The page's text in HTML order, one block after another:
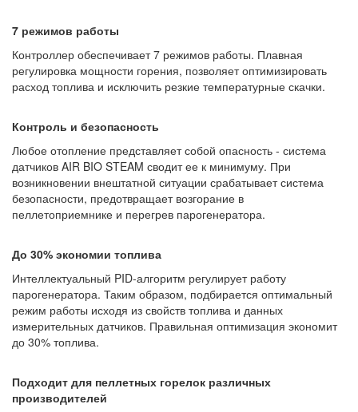
7 режимов работы
Контроллер обеспечивает 7 режимов работы. Плавная
регулировка мощности горения, позволяет оптимизировать
расход топлива и исключить резкие температурные скачки.
Контроль и безопасность
Любое отопление представляет собой опасность - система
датчиков AIR BIO STEAM сводит ее к минимуму. При
возникновении внештатной ситуации срабатывает система
безопасности, предотвращает возгорание в
пеллетоприемнике и перегрев парогенератора.
До 30% экономии топлива
Интеллектуальный PID-алгоритм регулирует работу
парогенератора. Таким образом, подбирается оптимальный
режим работы исходя из свойств топлива и данных
измерительных датчиков. Правильная оптимизация экономит
до 30% топлива.
Подходит для пеллетных горелок различных
производителей